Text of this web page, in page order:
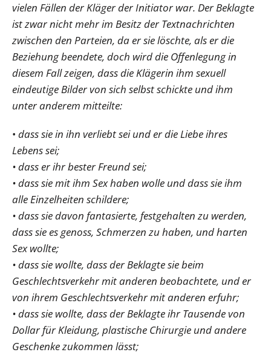
vielen Fällen der Kläger der Initiator war. Der Beklagte
ist zwar nicht mehr im Besitz der Textnachrichten
zwischen den Parteien, da er sie löschte, als er die
Beziehung beendete, doch wird die Offenlegung in
diesem Fall zeigen, dass die Klägerin ihm sexuell
eindeutige Bilder von sich selbst schickte und ihm
unter anderem mitteilte:
• dass sie in ihn verliebt sei und er die Liebe ihres
Lebens sei;
• dass er ihr bester Freund sei;
• dass sie mit ihm Sex haben wolle und dass sie ihm
alle Einzelheiten schildere;
• dass sie davon fantasierte, festgehalten zu werden,
dass sie es genoss, Schmerzen zu haben, und harten
Sex wollte;
• dass sie wollte, dass der Beklagte sie beim
Geschlechtsverkehr mit anderen beobachtete, und er
von ihrem Geschlechtsverkehr mit anderen erfuhr;
• dass sie wollte, dass der Beklagte ihr Tausende von
Dollar für Kleidung, plastische Chirurgie und andere
Geschenke zukommen lässt;